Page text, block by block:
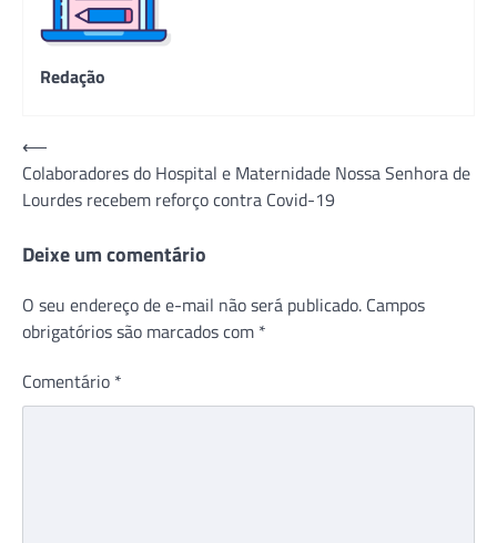
Redação
Navegação
de
Post
⟵
Colaboradores do Hospital e Maternidade Nossa Senhora de
Lourdes recebem reforço contra Covid-19
Deixe um comentário
O seu endereço de e-mail não será publicado. Campos
obrigatórios são marcados com *
Comentário *